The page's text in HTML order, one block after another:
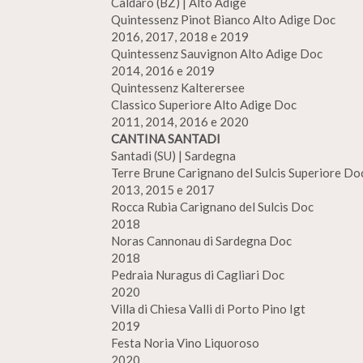
Quintessenz Pinot Bianco Alto Adige Doc
2016, 2017, 2018 e 2019
Quintessenz Sauvignon Alto Adige Doc
2014, 2016 e 2019
Quintessenz Kalterersee
Classico Superiore Alto Adige Doc
2011, 2014, 2016 e 2020
CANTINA SANTADI
Santadi (SU) | Sardegna
Terre Brune Carignano del Sulcis Superiore
2013, 2015 e 2017
Rocca Rubia Carignano del Sulcis Doc
2018
Noras Cannonau di Sardegna Doc
2018
Pedraia Nuragus di Cagliari Doc
2020
Villa di Chiesa Valli di Porto Pino Igt
2019
Festa Noria Vino Liquoroso
2020